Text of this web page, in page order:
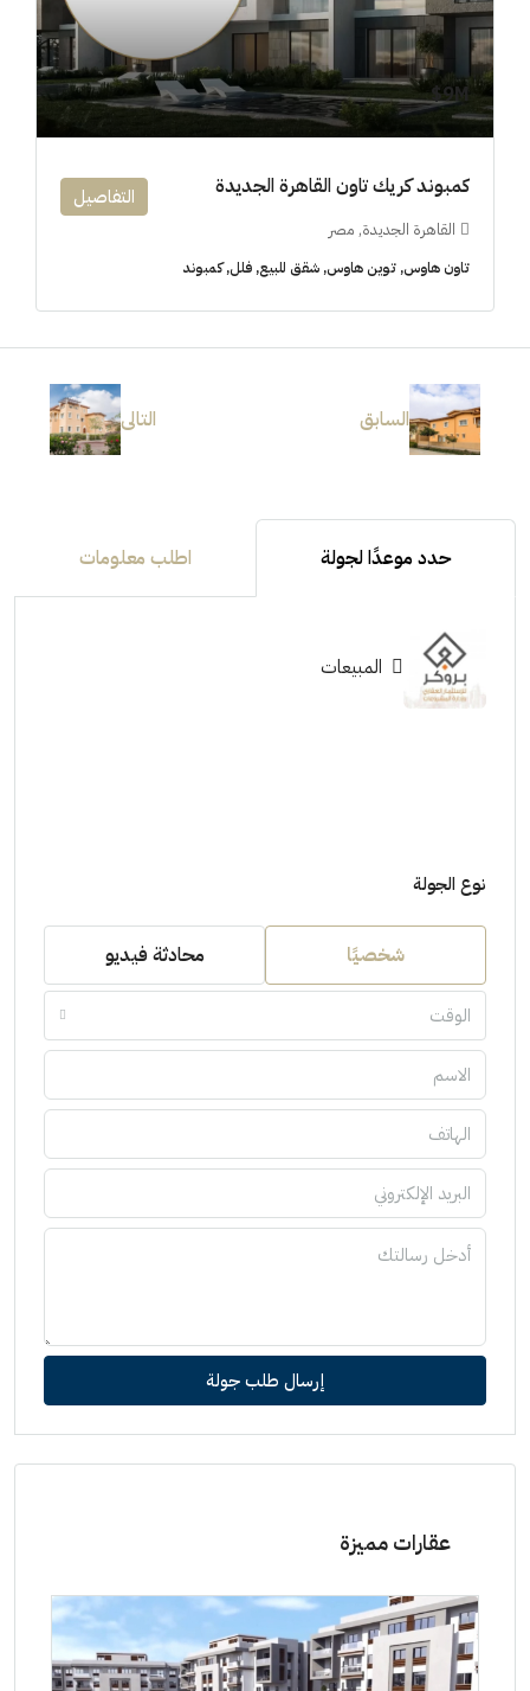
9M$
كمبوند كريك تاون القاهرة الجديدة
القاهرة الجديدة, مصر
تاون هاوس, توين هاوس, شقق للبيع, فلل, كمبوند
التفاصيل
السابق التالى
حدد موعدًا لجولة اطلب معلومات
المبيعات
نوع الجولة
شخصيًا محادثة فيديو
الوقت
إرسال طلب جولة
عقارات مميزة